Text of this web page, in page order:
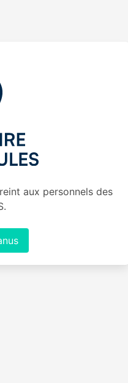
aux personnels des